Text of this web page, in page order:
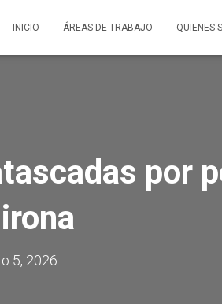
INICIO ÁREAS DE TRABAJO QUIENES
por
5, 2026